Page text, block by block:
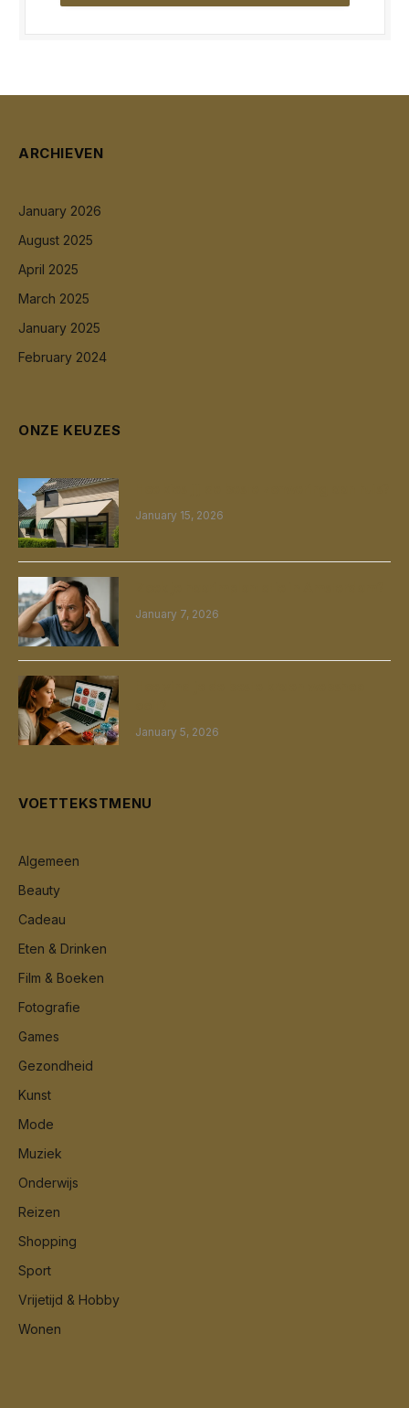
ARCHIEVEN
January 2026
August 2025
April 2025
March 2025
January 2025
February 2024
ONZE KEUZES
January 15, 2026
January 7, 2026
January 5, 2026
VOETTEKSTMENU
Algemeen
Beauty
Cadeau
Eten & Drinken
Film & Boeken
Fotografie
Games
Gezondheid
Kunst
Mode
Muziek
Onderwijs
Reizen
Shopping
Sport
Vrijetijd & Hobby
Wonen